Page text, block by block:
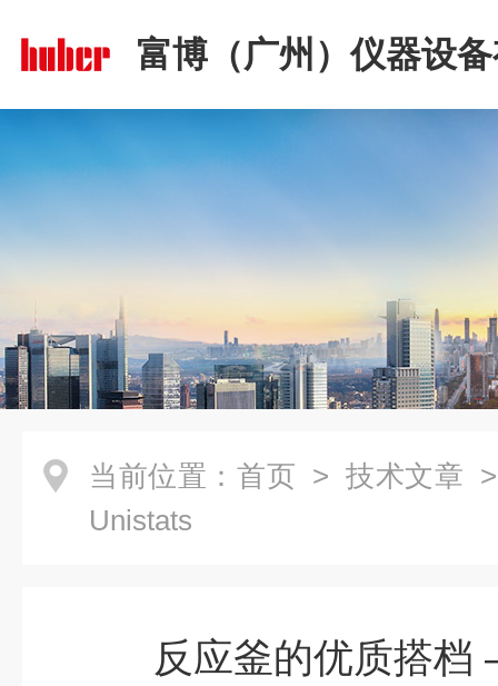
富博（广州）仪器设
司
当前位置： 首页 > 技术文章
Unistats
反应釜的优质搭